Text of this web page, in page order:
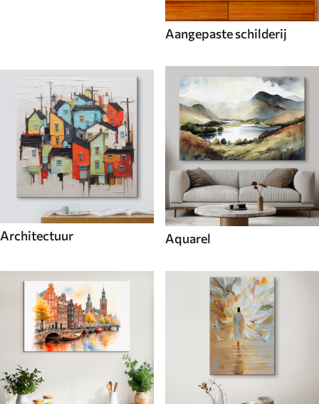
Aangepaste schilderij
Architectuur Aquarel